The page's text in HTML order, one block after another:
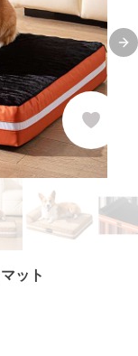
ット